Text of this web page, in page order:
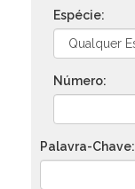
Espécie:
Número:
Palavra-Chave: